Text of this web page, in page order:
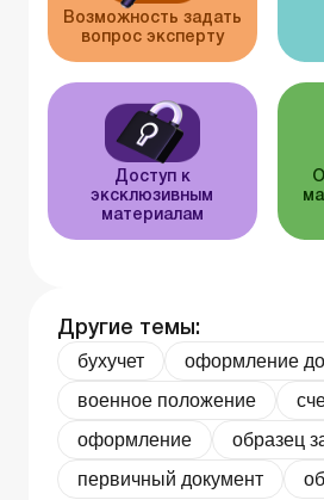
Возможность задать
вопрос эксперту
Доступ к
эксклюзивным
материалам
Другие темы:
бухучет
оформление
военное положение
оформление
образец
первичный документ